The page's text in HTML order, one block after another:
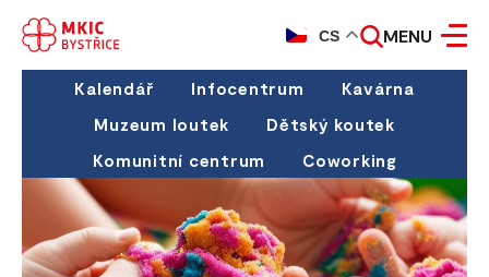
CS MENU
Kalendář Infocentrum
Kavárna
Muzeum loutek
Dětský koutek
Komunitní centrum
Coworking